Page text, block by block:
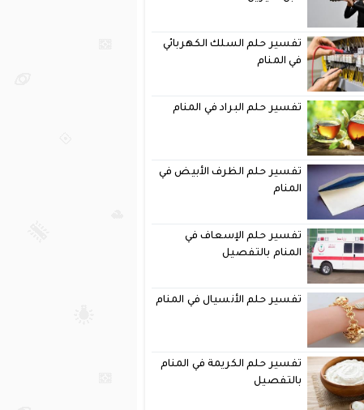
تفسير حلم السلك الكهربائي
في المنام
تفسير حلم البراد في المنام
تفسير حلم الظرف الأبيض في
المنام
تفسير حلم الإسعاف في
المنام بالتفصيل
تفسير حلم الأنسيال في المنام
تفسير حلم الكريمة في المنام
بالتفصيل